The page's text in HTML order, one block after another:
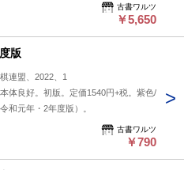
古書ワルツ
￥5,650
版
連盟、2022、1
体良好。初版。定価1540円+税。紫色/
和元年・2年度版）。
古書ワルツ
￥790